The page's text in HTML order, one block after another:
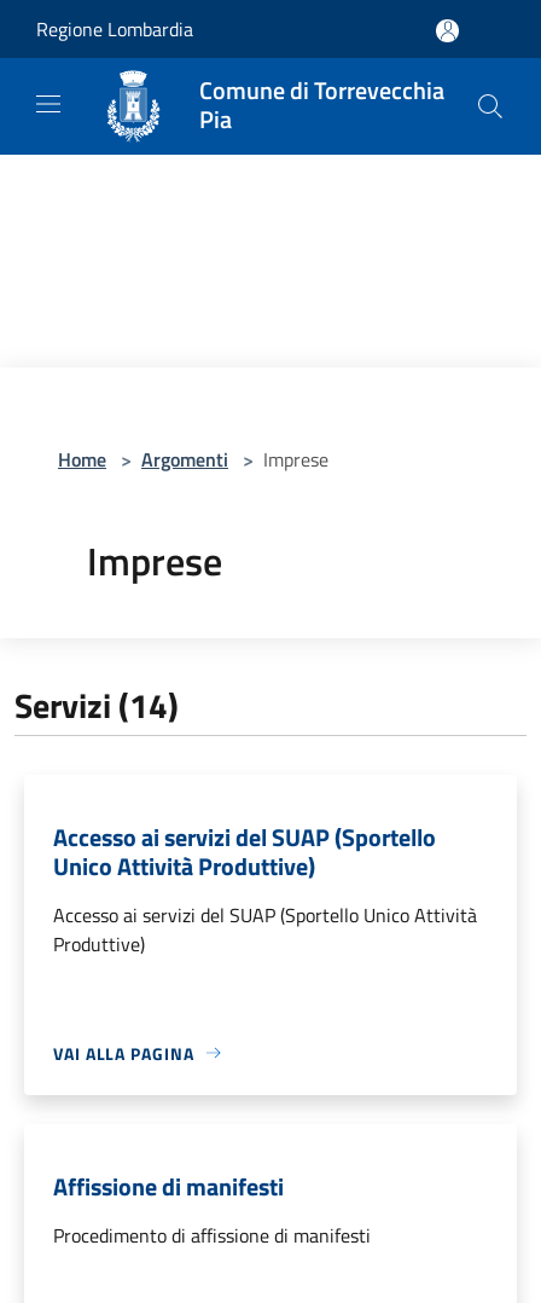
Regione Lombardia
Comune di Torrevecchia
Pia
Home > Argomenti > Imprese
Imprese
Servizi (14)
Accesso ai servizi del SUAP (Sportello
Unico Attività Produttive)
Accesso ai servizi del SUAP (Sportello Unico Attività
Produttive)
VAI ALLA PAGINA
Affissione di manifesti
Procedimento di affissione di manifesti